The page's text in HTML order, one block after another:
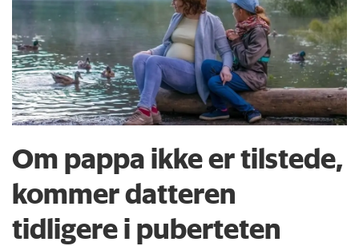
Om pappa ikke er tilstede,
kommer datteren
tidligere i puberteten